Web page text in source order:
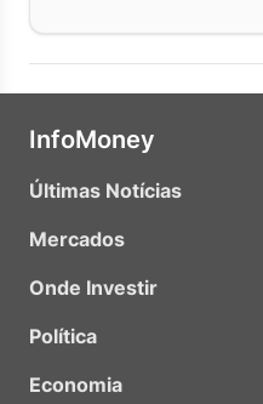
InfoMoney
Últimas Notícias
Mercados
Onde Investir
Política
Economia